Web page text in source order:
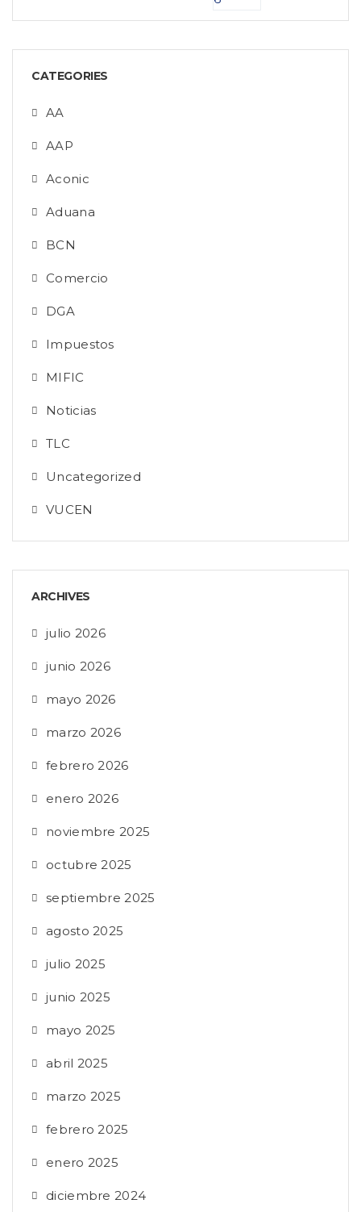
CATEGORIES
AA
AAP
Aconic
Aduana
BCN
Comercio
DGA
Impuestos
MIFIC
Noticias
TLC
Uncategorized
VUCEN
ARCHIVES
julio 2026
junio 2026
mayo 2026
marzo 2026
febrero 2026
enero 2026
noviembre 2025
octubre 2025
septiembre 2025
agosto 2025
julio 2025
junio 2025
mayo 2025
abril 2025
marzo 2025
febrero 2025
enero 2025
diciembre 2024